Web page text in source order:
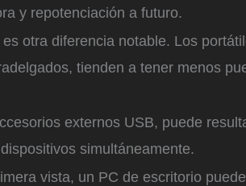
y repotenciación a futuro.
es otra diferencia notable. Los
tienden a tener menos
externos USB, puede
simultáneamente.
vista, un PC de escritorio